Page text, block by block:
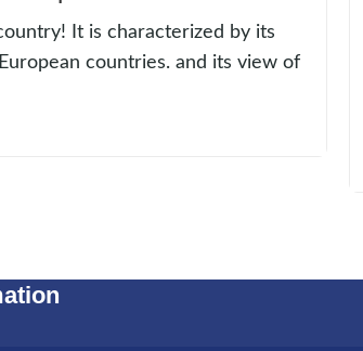
It is characterized by its
countries. and its view of